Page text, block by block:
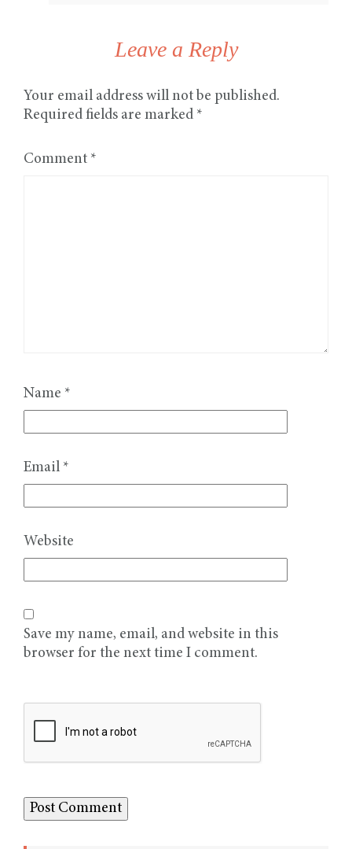
Leave a Reply
Your email address will not be published.
Required fields are marked *
Comment *
Name *
Email *
Website
Save my name, email, and website in this
browser for the next time I comment.